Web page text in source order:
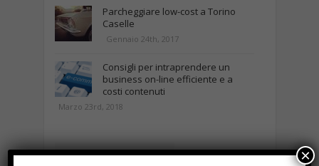
Parcheggiare low-cost a Torino
Caselle
Gennaio 24th, 2017
Consigli per intraprendere un
business on-line efficiente e a
costi contenuti
Marzo 23rd, 2018
NEWS IN UNA FOTO ×